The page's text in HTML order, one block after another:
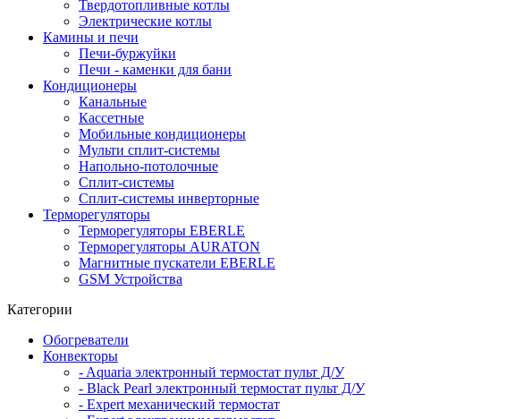
Твердотопливные котлы
Электрические котлы
Камины и печи
Печи-буржуйки
Печи - каменки для бани
Кондиционеры
Канальные
Кассетные
Мобильные кондиционеры
Мульти сплит-системы
Напольно-потолочные
Сплит-системы
Сплит-системы инверторные
Терморегуляторы
Терморегуляторы EBERLE
Терморегуляторы AURATON
Магнитные пускатели EBERLE
GSM Устройства
Категории
Обогреватели
Конвекторы
- Aquaria электронный термостат пульт Д/У
- Black Pearl электронный термостат пульт Д/У
- Expert механический термостат